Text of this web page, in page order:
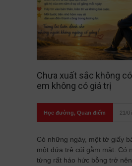
Chưa xuất sắc không
em không có giá trị
Học đường, Quan điểm 21/
Có những ngày, một tờ giấy
một đứa trẻ cúi gằm mặt. Có
từng rất háo hức bỗng trở